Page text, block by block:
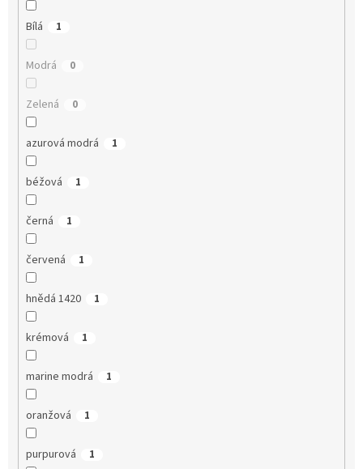
Bílá 1
Modrá 0
Zelená 0
azurová modrá 1
béžová 1
černá 1
červená 1
hnědá 1420 1
krémová 1
marine modrá 1
oranžová 1
purpurová 1